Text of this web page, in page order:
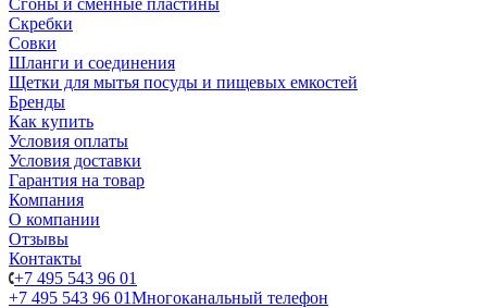
Сгоны и сменные пластины
Скребки
Совки
Шланги и соединения
Щетки для мытья посуды и пищевых емкостей
Бренды
Как купить
Условия оплаты
Условия доставки
Гарантия на товар
Компания
О компании
Отзывы
Контакты
+7 495 543 96 01
+7 495 543 96 01Многоканальный телефон